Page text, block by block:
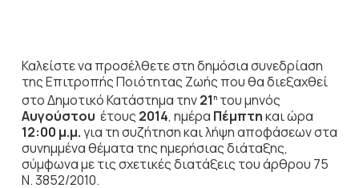
Καλείστε να προσέλθετε στη δημόσια συνεδρίαση
της Επιτροπής Ποιότητας Ζωής που θα διεξαχθεί
στο Δημοτικό Κατάστημα την21 ητου μηνός
Αυγούστου έτους 2014, ημέρα Πέμπτηκαι ώρα
12:00 μ.μ.για τη συζήτησηκαι λήψη αποφάσεων στα
συνημμένα θέματα της ημερήσιας διάταξης,
σύμφωνα με τις σχετικές διατάξεις του άρθρου 75
Ν. 3852/2010.